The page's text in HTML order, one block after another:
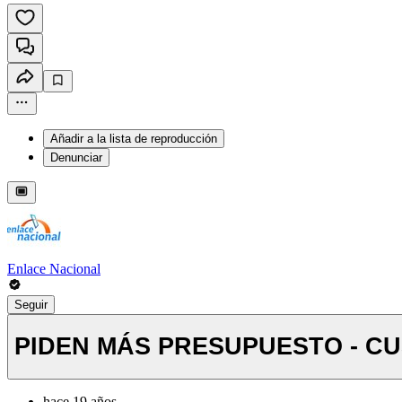
Añadir a la lista de reproducción
Denunciar
Enlace Nacional
Seguir
PIDEN MÁS PRESUPUESTO -